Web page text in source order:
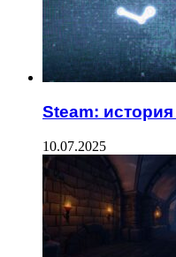
Steam:
10.07.2025